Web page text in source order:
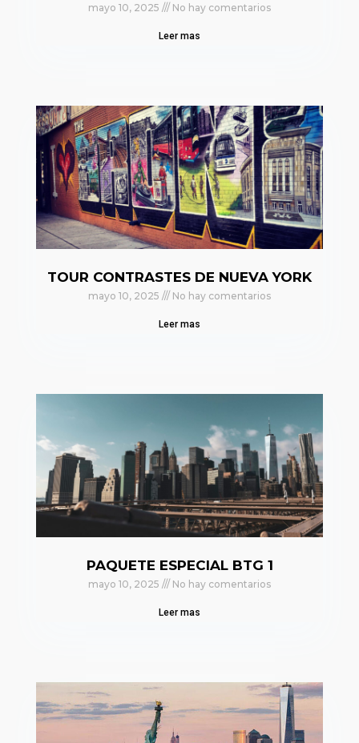
mayo 10, 2025 No hay comentarios
Leer mas
TOUR CONTRASTES DE NUEVA YORK
mayo 10, 2025 No hay comentarios
Leer mas
PAQUETE ESPECIAL BTG 1
mayo 10, 2025 No hay comentarios
Leer mas